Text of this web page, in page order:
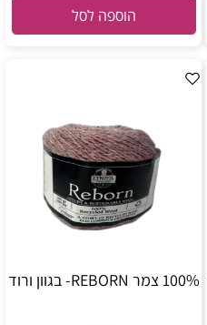
הוספה לסל
100% צמר REBORN- בגוון ורוד